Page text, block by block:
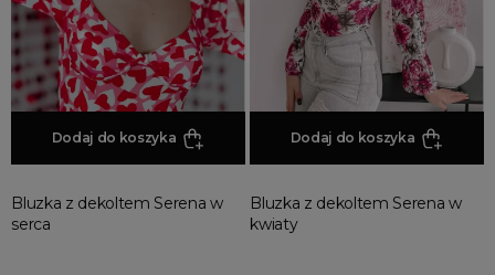
Dodaj do koszyka
Bluzka z dekoltem Serena w
serca
Dodaj do koszyka
Bluzka z dekoltem Serena w
kwiaty